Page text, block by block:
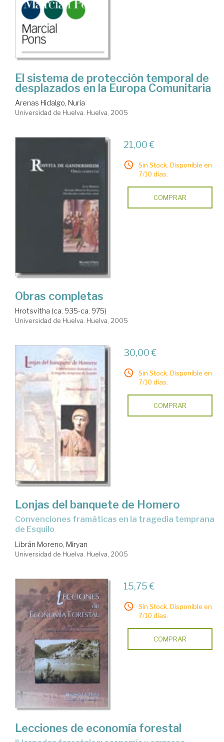
El sistema de protección temporal de
desplazados en la Europa Comunitaria
Arenas Hidalgo, Nuria
Universidad de Huelva. Huelva, 2005
21,00 €
Sin Stock. Disponible en
7/10 días.
COMPRAR
Obras completas
Hrotsvitha (ca. 935-ca. 975)
Universidad de Huelva. Huelva, 2005
30,00 €
Sin Stock. Disponible en
7/10 días.
COMPRAR
Lonjas del banquete de Homero
convenciones framáticas en la tragedia temprana
de Esquilo
Librán Moreno, Miryan
Universidad de Huelva. Huelva, 2005
15,75 €
Sin Stock. Disponible en
7/10 días.
COMPRAR
Lecciones de economía forestal